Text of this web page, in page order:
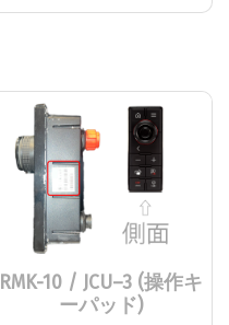
RMK-10 / JCU–3 (操作キ
ーパッド)